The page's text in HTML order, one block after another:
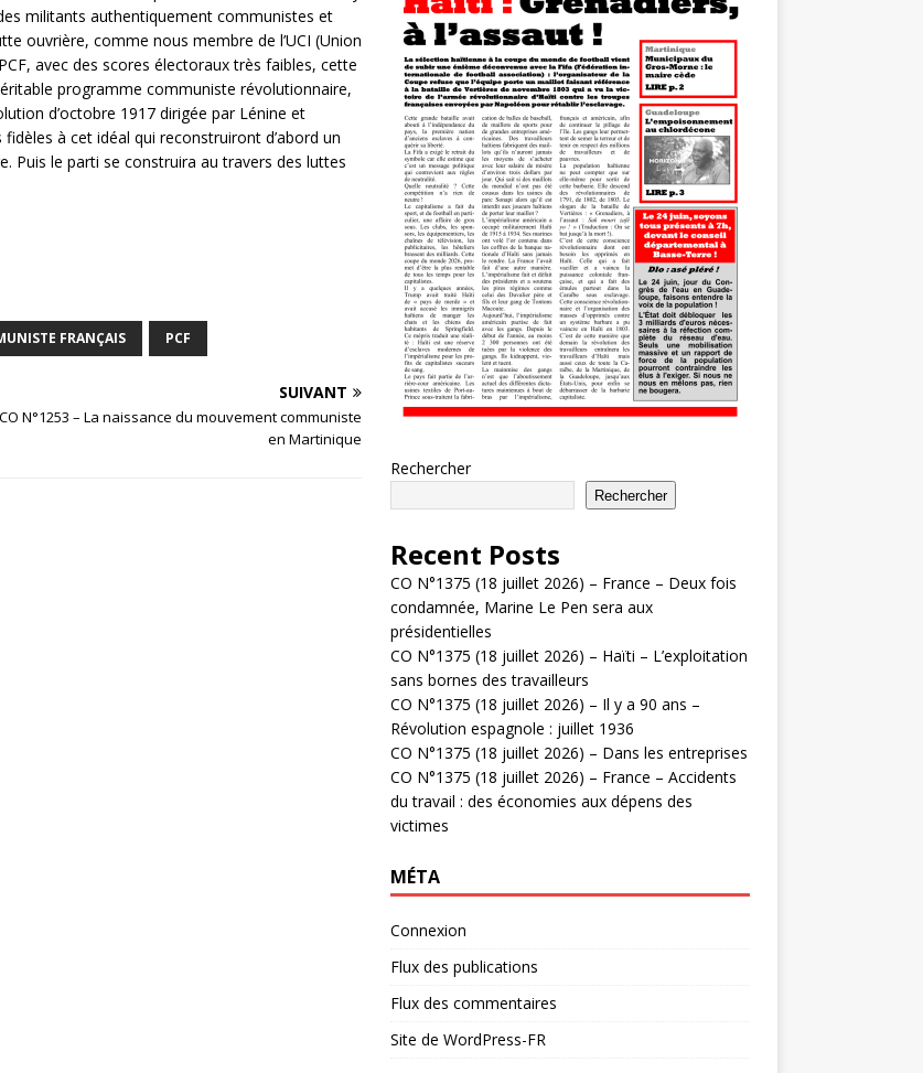
militants authentiquement communistes et
ouvrière, comme nous membre de l’UCI (Union
avec des scores électoraux très faibles, cette
programme communiste révolutionnaire,
d’octobre 1917 dirigée par Lénine et
à cet idéal qui reconstruiront d’abord un
Puis le parti se construira au travers des luttes
FRANÇAIS PCF
SUIVANT
CO N°1253 – La naissance du mouvement communiste
en Martinique
Rechercher
Rechercher
Recent Posts
CO N°1375 (18 juillet 2026) – France – Deux fois
condamnée, Marine Le Pen sera aux
présidentielles
CO N°1375 (18 juillet 2026) – Haïti – L’exploitation
sans bornes des travailleurs
CO N°1375 (18 juillet 2026) – Il y a 90 ans –
Révolution espagnole : juillet 1936
CO N°1375 (18 juillet 2026) – Dans les entreprises
CO N°1375 (18 juillet 2026) – France – Accidents
du travail : des économies aux dépens des
victimes
MÉTA
Connexion
Flux des publications
Flux des commentaires
Site de WordPress-FR